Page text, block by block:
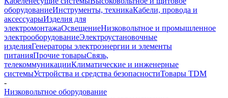
оборудованиеИнструменты, техникаКабели, провода и
аксессуарыИзделия для
электромонтажаОсвещениеНизковольтное и промышленное
электрооборудованиеЭлектроустановочные
изделияГенераторы электроэнергии и элементы
питанияПрочие товарыСвязь,
телекоммуникацииКлиматические и инженерные
системыУстройства и средства безопасностиТовары TDM
-
Низковольтное оборудование